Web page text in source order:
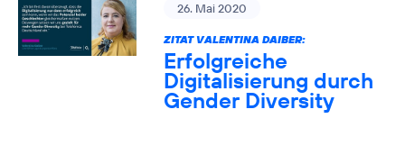
26. Mai 2020
ZITAT VALENTINA DAIBER:
Erfolgreiche
Digitalisierung durch
Gender Diversity